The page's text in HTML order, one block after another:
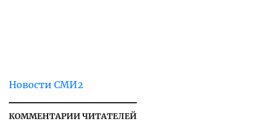
Новости СМИ2
КОММЕНТАРИИ ЧИТАТЕЛЕЙ